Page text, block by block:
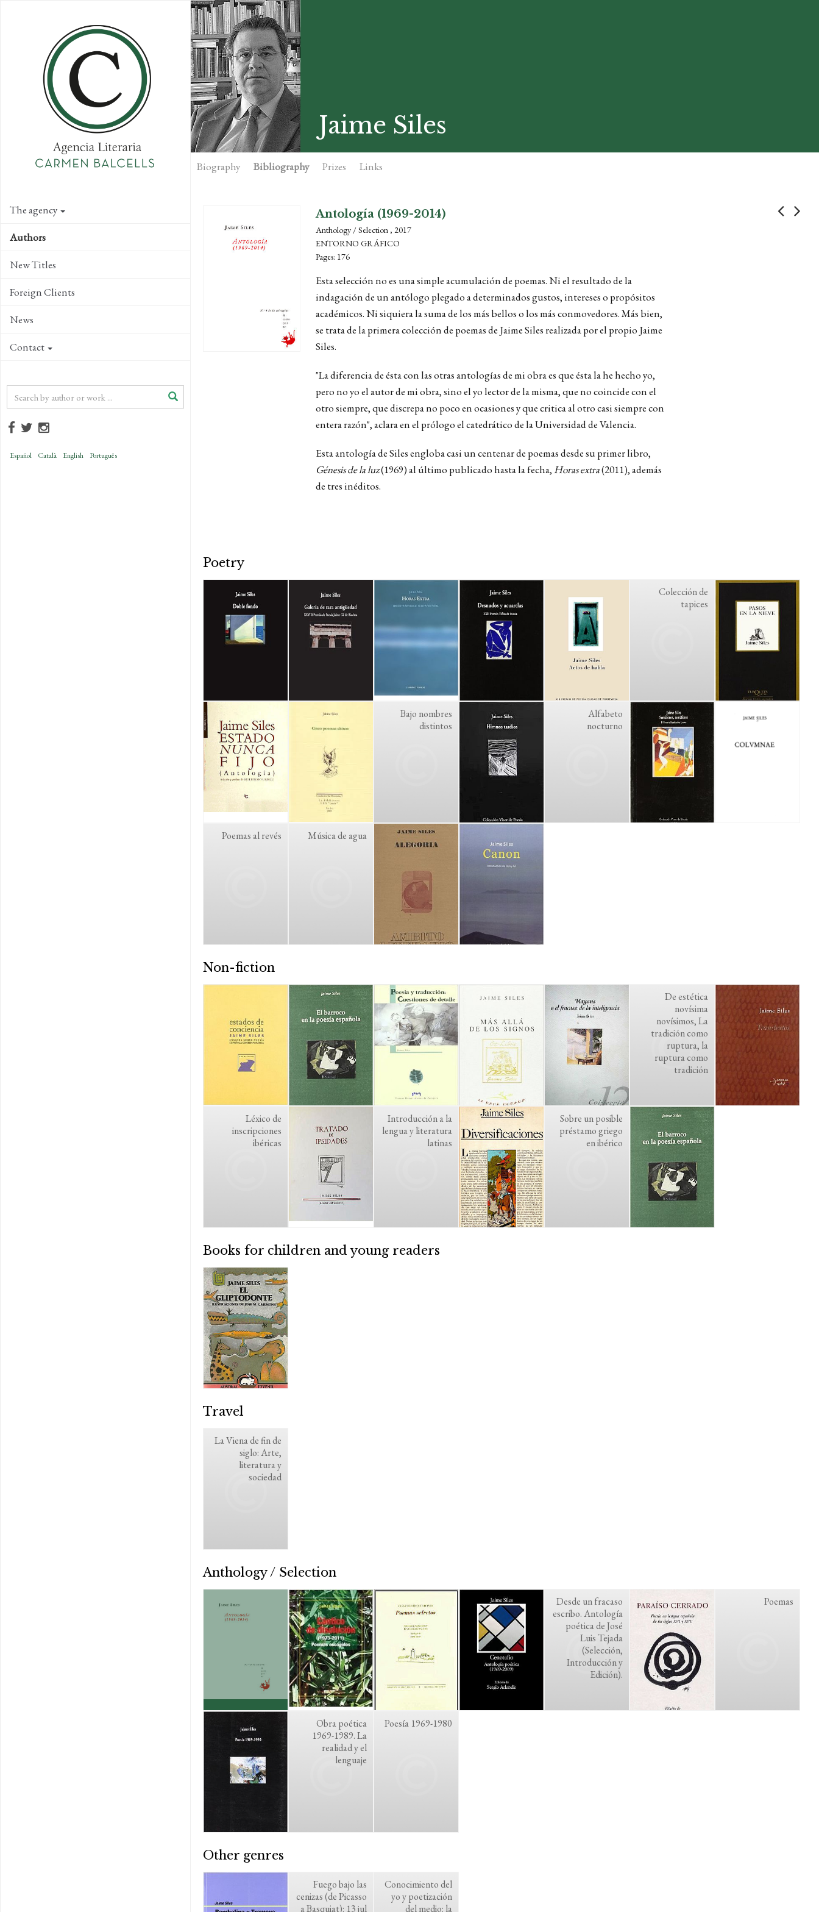
The agency
Authors
New Titles
Foreign Clients
News
Contact
Español Català English Português
Jaime Siles
Biography Bibliography Prizes Links
Antología (1969-2014)
Anthology / Selection , 2017
ENTORNO GRÁFICO
Pages: 176
Esta selección no es una simple acumulación de poemas. Ni el resultado de la
indagación de un antólogo plegado a determinados gustos, intereses o propósitos
académicos. Ni siquiera la suma de los más bellos o los más conmovedores. Más bien,
se trata de la primera colección de poemas de Jaime Siles realizada por el propio Jaime
Siles.
"La diferencia de ésta con las otras antologías de mi obra es que ésta la he hecho yo,
pero no yo el autor de mi obra, sino el yo lector de la misma, que no coincide con el
otro siempre, que discrepa no poco en ocasiones y que critica al otro casi siempre con
entera razón", aclara en el prólogo el catedrático de la Universidad de Valencia.
Esta antología de Siles engloba casi un centenar de poemas desde su primer libro,
Génesis de la luz(1969) al último publicado hasta la fecha, Horas extra(2011), además
de tres inéditos.
Poetry
Colección de
tapices
Bajo nombres
distintos
Alfabeto
nocturno
Poemas al revés Música de agua
Non-fiction
De estética
novísima
novísimos, La
tradición como
ruptura, la
ruptura como
tradición
Léxico de
inscripciones
ibéricas
Introducción a la
lengua y literatura
latinas
Sobre un posible
préstamo griego
en ibérico
Books for children and young readers
Travel
La Viena de fin de
siglo: Arte,
literatura y
sociedad
Anthology / Selection
Desde un fracaso
escribo. Antología
poética de José
Luis Tejada
(Selección,
Introducción y
Edición).
Poemas
Obra poética
1969-1989. La
realidad y el
lenguaje
Poesía 1969-1980
Other genres
Fuego bajo las
cenizas (de Picasso
a Basquiat): 13 jul
Conocimiento del
yo y poetización
del medio: la